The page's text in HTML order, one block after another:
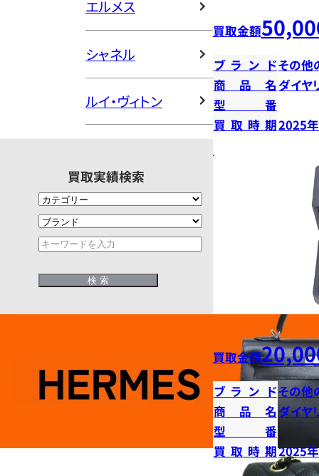
エルメス
シャネル
ルイ・ヴィトン
買取実績検索
買取金額
ブランドその他
商品名ダイヤ
型番
買取時期2025
買取金額
ブランドその他
商品名ダイヤ
型番
買取時期2025